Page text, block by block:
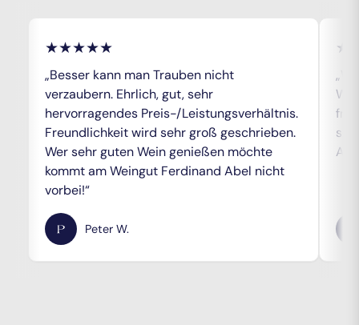
★★★★★
„Besser kann man Trauben nicht
verzaubern. Ehrlich, gut, sehr
hervorragendes Preis-/Leistungsverhältnis.
Freundlichkeit wird sehr groß geschrieben.
Wer sehr guten Wein genießen möchte
kommt am Weingut Ferdinand Abel nicht
vorbei!“
Peter W.